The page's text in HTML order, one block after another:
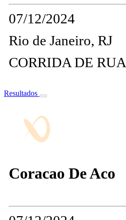
07/12/2024
Rio de Janeiro, RJ
CORRIDA DE RUA
Resultados
Coracao De Aco